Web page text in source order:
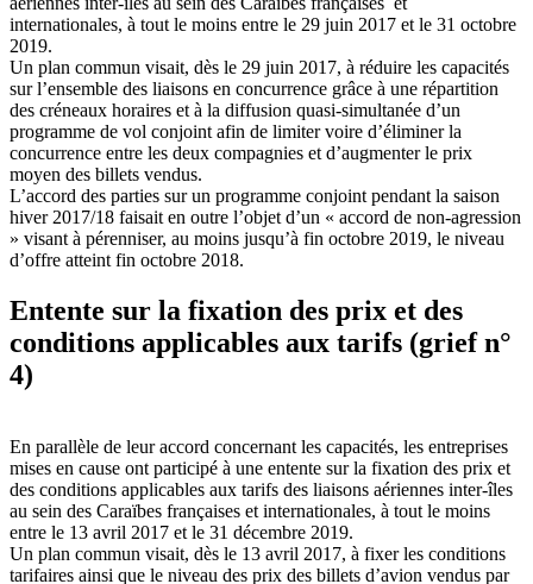
internationales, à tout le moins entre le 29 juin 2017 et le 31 octobre
2019.
Un plan commun visait, dès le 29 juin 2017, à réduire les capacités
sur l’ensemble des liaisons en concurrence grâce à une répartition
des créneaux horaires et à la diffusion quasi-simultanée d’un
programme de vol conjoint afin de limiter voire d’éliminer la
concurrence entre les deux compagnies et d’augmenter le prix
moyen des billets vendus.
L’accord des parties sur un programme conjoint pendant la saison
hiver 2017/18 faisait en outre l’objet d’un « accord de non-agression
» visant à pérenniser, au moins jusqu’à fin octobre 2019, le niveau
d’offre atteint fin octobre 2018.
Entente sur la fixation des prix et des
conditions applicables aux tarifs (grief n°
4)
En parallèle de leur accord concernant les capacités, les entreprises
mises en cause ont participé à une entente sur la fixation des prix et
des conditions applicables aux tarifs des liaisons aériennes inter-îles
au sein des Caraïbes françaises et internationales, à tout le moins
entre le 13 avril 2017 et le 31 décembre 2019.
Un plan commun visait, dès le 13 avril 2017, à fixer les conditions
tarifaires ainsi que le niveau des prix des billets d’avion vendus par